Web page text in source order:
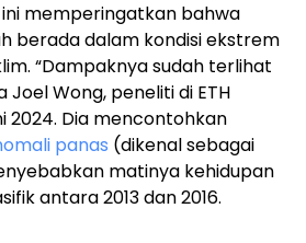
memperingatkan bahwa
berada dalam kondisi ekstrem
“Dampaknya sudah terlihat
Joel Wong, peneliti di ETH
2024. Dia mencontohkan
panas (dikenal sebagai
matinya kehidupan
antara 2013 dan 2016.